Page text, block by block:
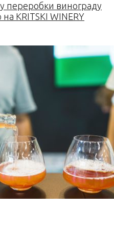
переробки винограду
KRITSKI WINERY